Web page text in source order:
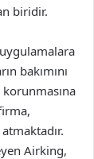
biridir.
bakımını
Airking,